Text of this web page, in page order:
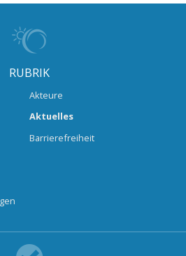
RUBRIK
Akteure
Aktuelles
Barrierefreiheit